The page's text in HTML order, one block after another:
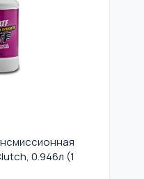
0.946л (1